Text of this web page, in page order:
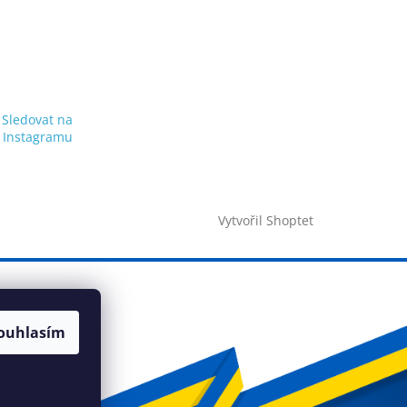
Sledovat na
Instagramu
Vytvořil Shoptet